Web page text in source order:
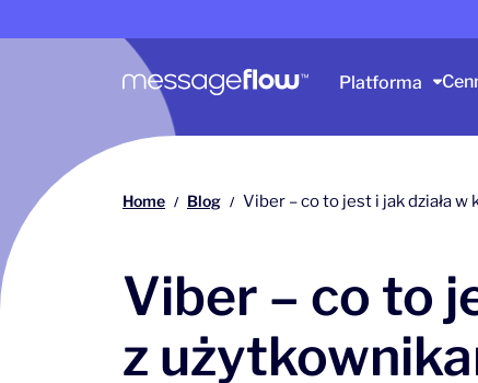
Główna nawigacja Platforma
Home / Blog / Viber – co to jest i jak działa
Viber – co to
z